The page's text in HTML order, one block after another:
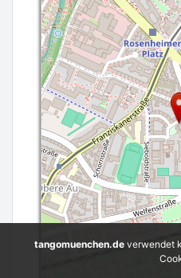
tangomuenchen.de verwendet